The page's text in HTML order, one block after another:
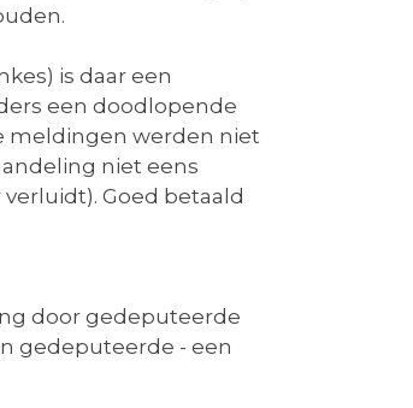
is daar een
een doodlopende
meldingen werden niet
niet eens
Goed betaald
door gedeputeerde
gedeputeerde - een